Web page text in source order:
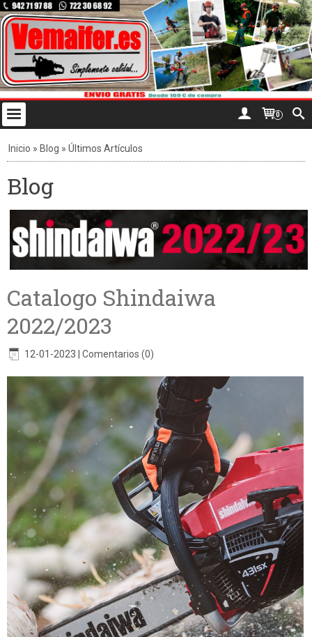
0
Inicio » Blog » Últimos Artículos
Blog
Catalogo Shindaiwa
2022/2023
12-01-2023 Comentarios (0)